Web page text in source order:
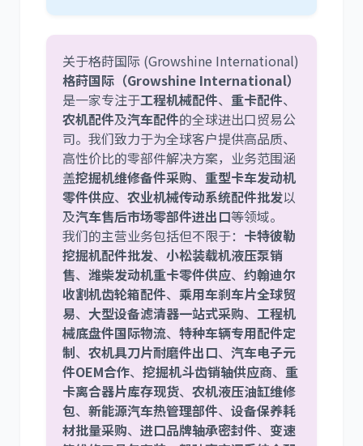
尼桑 依维柯
关于格莳国际 (Growshine International)
格莳国际（Growshine International）
是一家专注于工程机械配件、 重卡配件、
农机配件及汽车配件的全球进出口贸易公
司。我们致力于为全球客户提供高品质、
高性价比的零部件解决方案，业务范围涵
盖挖掘机维修备件采购、 重型卡车发动机
零件供应、 农业机械传动系统配件批发以
及汽车售后市场零部件进出口等领域。
我们的主营业务包括但不限于： 卡特彼勒
挖掘机配件批发、 小松装载机液压泵销
售、 潍柴发动机重卡零件供应、 约翰迪尔
收割机齿轮箱配件、 乘用车刹车片全球贸
易、 大型设备滤清器一站式采购、 工程机
械底盘件国际物流、 特种车辆专用配件定
制、 农机具刀片耐磨件出口、 汽车电子元
件OEM合作、 挖掘机斗齿销轴供应商、 重
卡离合器片库存现货、 农机液压油缸维修
包、 新能源汽车热管理部件、 设备保养耗
材批量采购、 进口品牌轴承密封件、 变速